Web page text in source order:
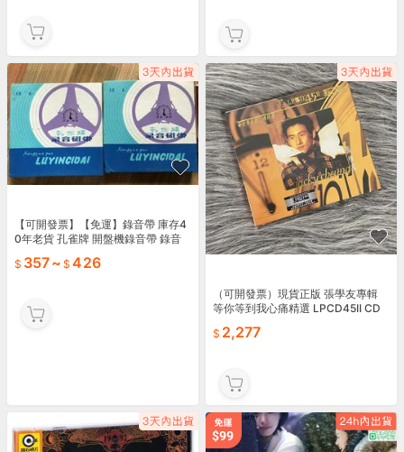
【可開發票】【免運】錄音帶 庫存4
0年老貨 孔雀牌 開盤機錄音帶 錄音
免357~ 426
（可開發票）現貨正版 張學友專輯
等你等到我心痛精選 LPCD45II CD
2,277